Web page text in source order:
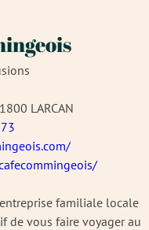
LARCAN
familiale locale
de vous faire voyager au